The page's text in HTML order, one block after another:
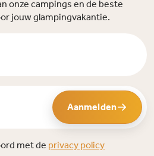
onze campings en de beste
jouw glampingvakantie.
Aanmelden
met de privacy policy